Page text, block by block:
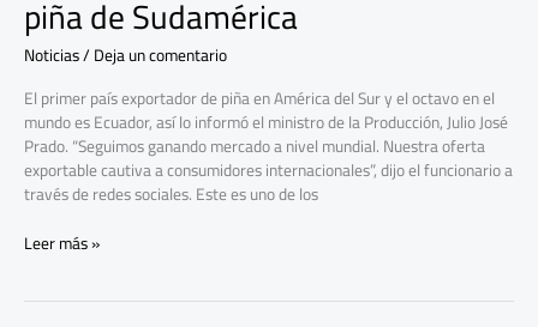
piña de Sudamérica
Noticias/Deja un comentario
El primer país exportador de piña en América del Sur y el octavo en el
mundo es Ecuador, así lo informó el ministro de la Producción, Julio José
Prado. “Seguimos ganando mercado a nivel mundial. Nuestra oferta
exportable cautiva a consumidores internacionales”, dijo el funcionario a
través de redes sociales. Este es uno de los
Leer más »